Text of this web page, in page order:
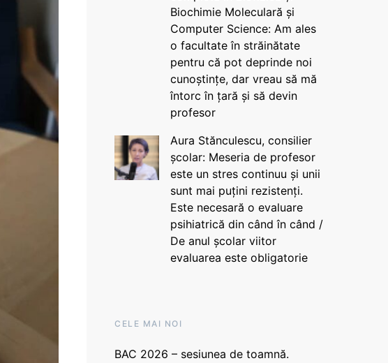
Biochimie Moleculară și
Computer Science: Am ales
o facultate în străinătate
pentru că pot deprinde noi
cunoștințe, dar vreau să mă
întorc în țară și să devin
profesor
Aura Stănculescu, consilier
școlar: Meseria de profesor
este un stres continuu și unii
sunt mai puțini rezistenți.
Este necesară o evaluare
psihiatrică din când în când /
De anul școlar viitor
evaluarea este obligatorie
CELE MAI NOI
BAC 2026 – sesiunea de toamnă.